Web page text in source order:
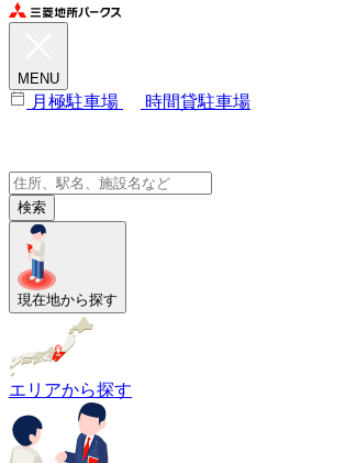
MENU
月極駐車場 時間貸駐車場
検索
現在地から探す
エリアから探す